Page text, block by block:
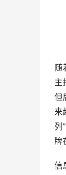
随
主
但
来
列
牌
信